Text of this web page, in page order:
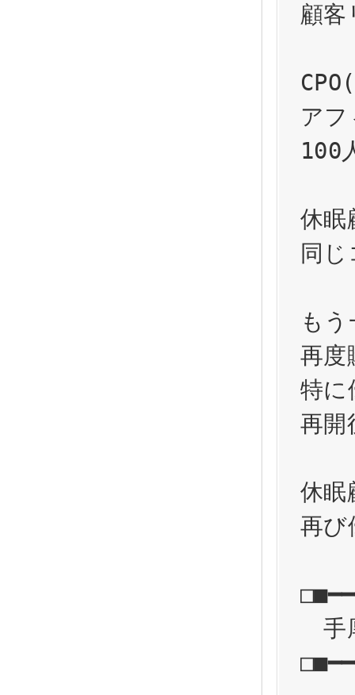
顧客
ア
100
休眠
同
も
再度
特に
再開
休眠
再び
手